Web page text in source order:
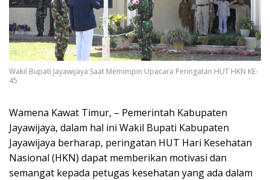
Wakil Bupati Jayawijaya Saat Memimpin Upacara Peringatan HUT HKN KE-
45
Wamena Kawat Timur, – Pemerintah Kabupaten
Jayawijaya, dalam hal ini Wakil Bupati Kabupaten
Jayawijaya berharap, peringatan HUT Hari Kesehatan
Nasional (HKN) dapat memberikan motivasi dan
semangat kepada petugas kesehatan yang ada dalam